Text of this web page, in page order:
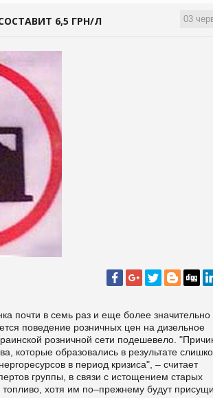
03
6,5 ГРН/Л
почти в семь раз и еще более значительно
поведение розничных цен на дизельное
розничной сети подешевело.
которые образовались в результате
в период кризиса", – считает
группы, в связи с истощением старых
хотя им по–прежнему будут присущи